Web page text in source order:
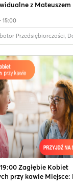
z Mateuszem
15:00
Przedsiębiorczości,
Zagłębie Kobiet
przy kawie Miejsce: